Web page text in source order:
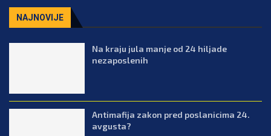
NAJNOVIJE
Na kraju jula manje od 24 hiljade
nezaposlenih
Antimafija zakon pred poslanicima 24.
avgusta?